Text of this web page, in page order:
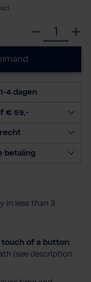
c
e
h
e
i
d
4 dagen
€ 59,-
betaling
in less than 3
of a button:
(see description